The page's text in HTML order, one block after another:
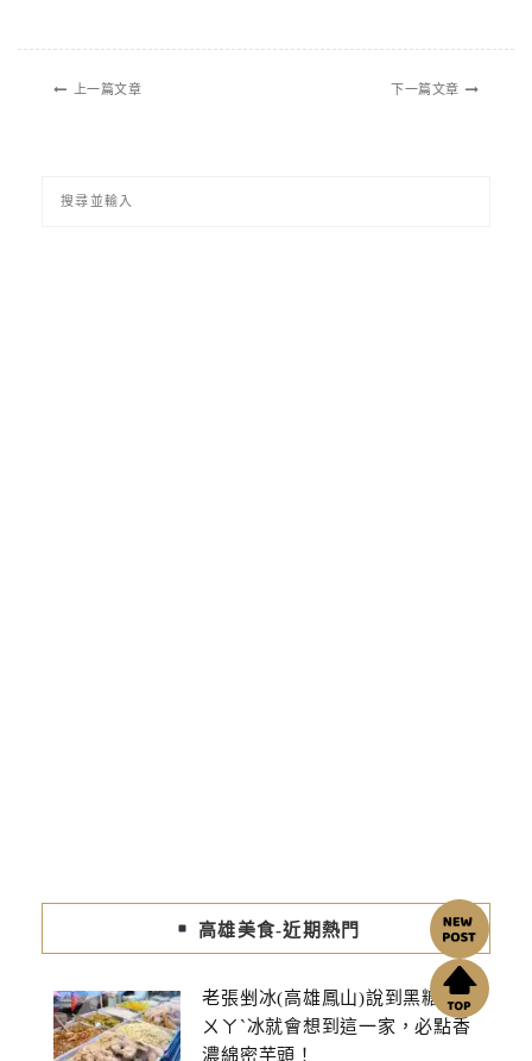
上一篇文章 下一篇文章
高雄美食-近期熱門
老張剉冰(高雄鳳山)說到黑糖蜜ㄘ
ㄨㄚˋ冰就會想到這一家，必點香
濃綿密芋頭！